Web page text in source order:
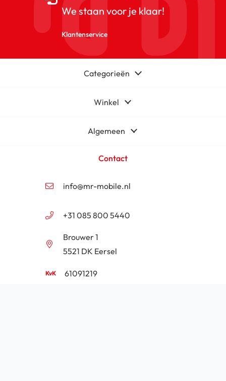
We staan voor je klaar!
Klantenservice
Categorieën
Winkel
Algemeen
Contact
info@mr-mobile.nl
+31 085 800 5440
Brouwer 1
5521 DK Eersel
61091219